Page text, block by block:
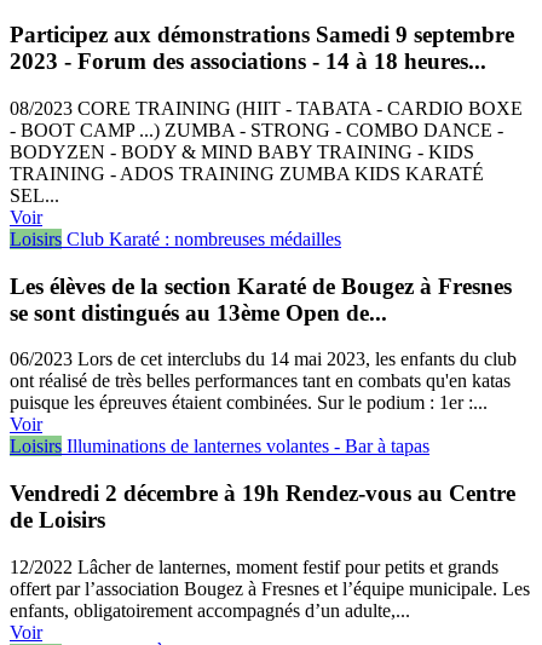
Participez aux démonstrations Samedi 9 septembre
2023 - Forum des associations - 14 à 18 heures...
08/2023 CORE TRAINING (HIIT - TABATA - CARDIO BOXE
- BOOT CAMP ...) ZUMBA - STRONG - COMBO DANCE -
BODYZEN - BODY & MIND BABY TRAINING - KIDS
TRAINING - ADOS TRAINING ZUMBA KIDS KARATÉ
SEL...
Voir
Loisirs Club Karaté : nombreuses médailles
Les élèves de la section Karaté de Bougez à Fresnes
se sont distingués au 13ème Open de...
06/2023 Lors de cet interclubs du 14 mai 2023, les enfants du club
ont réalisé de très belles performances tant en combats qu'en katas
puisque les épreuves étaient combinées. Sur le podium : 1er :...
Voir
Loisirs Illuminations de lanternes volantes - Bar à tapas
Vendredi 2 décembre à 19h Rendez-vous au Centre
de Loisirs
12/2022 Lâcher de lanternes, moment festif pour petits et grands
offert par l’association Bougez à Fresnes et l’équipe municipale. Les
enfants, obligatoirement accompagnés d’un adulte,...
Voir